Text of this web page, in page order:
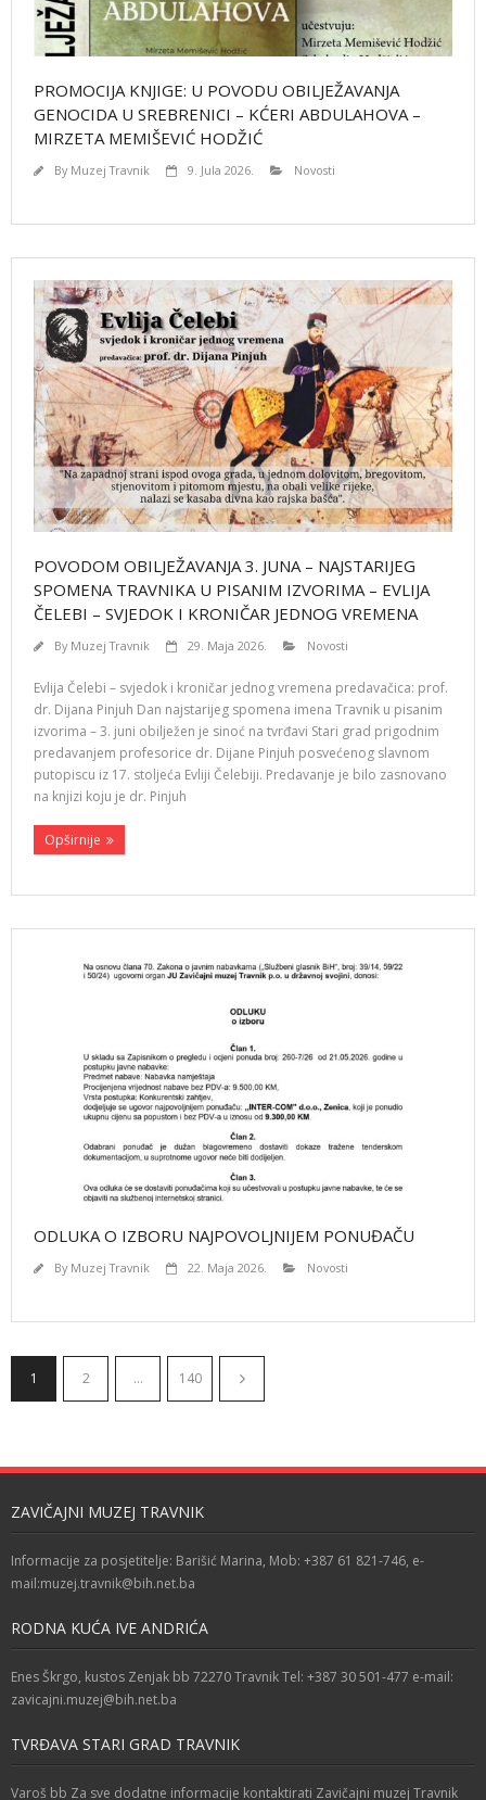
PROMOCIJA KNJIGE: U POVODU OBILJEŽAVANJA
GENOCIDA U SREBRENICI – KĆERI ABDULAHOVA –
MIRZETA MEMIŠEVIĆ HODŽIĆ
By Muzej Travnik 9. Jula 2026. Novosti
POVODOM OBILJEŽAVANJA 3. JUNA – NAJSTARIJEG
SPOMENA TRAVNIKA U PISANIM IZVORIMA – EVLIJA
ČELEBI – SVJEDOK I KRONIČAR JEDNOG VREMENA
By Muzej Travnik 29. Maja 2026. Novosti
Evlija Čelebi – svjedok i kroničar jednog vremena predavačica: prof.
dr. Dijana Pinjuh Dan najstarijeg spomena imena Travnik u pisanim
izvorima – 3. juni obilježen je sinoć na tvrđavi Stari grad prigodnim
predavanjem profesorice dr. Dijane Pinjuh posvećenog slavnom
putopiscu iz 17. stoljeća Evliji Čelebiji. Predavanje je bilo zasnovano
na knjizi koju je dr. Pinjuh
Opširnije
ODLUKA O IZBORU NAJPOVOLJNIJEM PONUĐAČU
By Muzej Travnik 22. Maja 2026. Novosti
1 2 … 140
ZAVIČAJNI MUZEJ TRAVNIK
Informacije za posjetitelje: Barišić Marina, Mob: +387 61 821-746, e-
mail:muzej.travnik@bih.net.ba
RODNA KUĆA IVE ANDRIĆA
Enes Škrgo, kustos Zenjak bb 72270 Travnik Tel: +387 30 501-477 e-mail:
zavicajni.muzej@bih.net.ba
TVRĐAVA STARI GRAD TRAVNIK
Varoš bb Za sve dodatne informacije kontaktirati Zavičajni muzej Travnik